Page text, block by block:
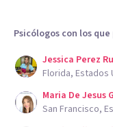
Psicólogos con los
Jessica Perez
Florida, Estados
Maria De Jesus
San Francisco,